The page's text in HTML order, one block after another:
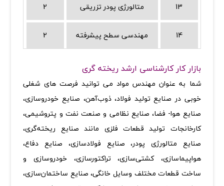
13 متالورژی پودر تزریقی 2
14 مهندسی سطح پیشرفته 2
بازار کار کارشناسی ارشد ریخته گری
شما به عنوان مهندس مواد می توانید فرصت های شغلی
خوبی در صنایع تولید فولاد، ذوب‌آهن، صنایع خودروسازی،‌
صنایع هوا- فضا، صنایع نظامی و صنعت نفت و پتروشیمی،
کارخانجات تولید قطعات فلزی مانند صنایع ریخته‌گری،
صنایع متالورژی پودر، صنایع‌ فولادسازی‌، صنایع‌ دفاع‌،
هواپیماسازی‌، کشتی‌سازی‌، تراکتورسازی‌، خودروسازی‌ و
ساخت‌ قطعات‌ مختلف‌ وسایل‌ خانگی‌، صنایع ساختمان‌سازی،‌